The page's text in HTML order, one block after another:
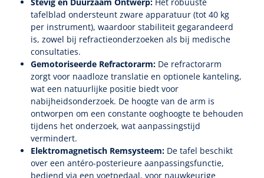
tafelblad ondersteunt zware apparatuur (tot 40 kg
per instrument), waardoor stabiliteit gegarandeerd
is, zowel bij refractieonderzoeken als bij medische
consultaties.
Gemotoriseerde Refractorarm: De refractorarm
zorgt voor naadloze translatie en optionele kanteling,
wat een natuurlijke positie biedt voor
nabijheidsonderzoek. De hoogte van de arm is
ontworpen om een constante ooghoogte te behouden
tijdens het onderzoek, wat aanpassingstijd
vermindert.
Elektromagnetisch Remsysteem: De tafel beschikt
over een antéro-posterieure aanpassingsfunctie,
bediend via een voetpedaal, voor nauwkeurige